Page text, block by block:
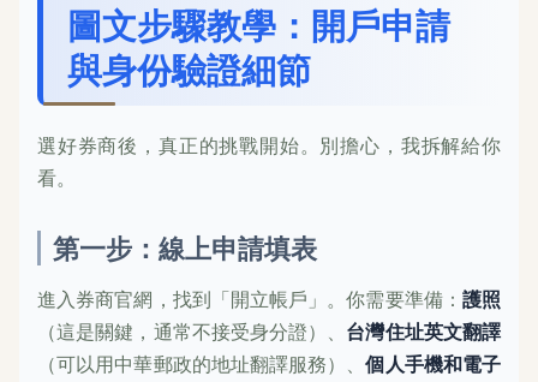
圖文步驟教學：開戶申請
與身份驗證細節
選好券商後，真正的挑戰開始。別擔心，我拆解給你
看。
第一步：線上申請填表
進入券商官網，找到「開立帳戶」。你需要準備： 護照
（這是關鍵，通常不接受身分證）、 台灣住址英文翻譯
（可以用中華郵政的地址翻譯服務）、個人手機和電子